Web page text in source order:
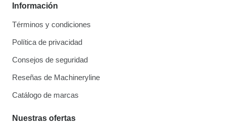
Información
Términos y condiciones
Política de privacidad
Consejos de seguridad
Reseñas de Machineryline
Catálogo de marcas
Nuestras ofertas